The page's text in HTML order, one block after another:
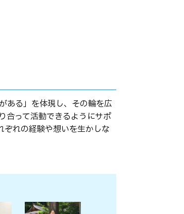
ある」を体現し、その輪を広
合って活動できるようにサポ
ぞれの経験や想いを生かしな